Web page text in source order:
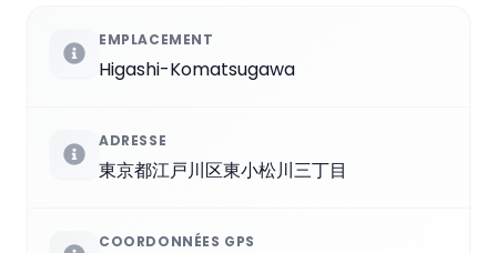
EMPLACEMENT
Higashi-Komatsugawa
ADRESSE
東京都江戸川区東小松川三丁目
COORDONNÉES GPS